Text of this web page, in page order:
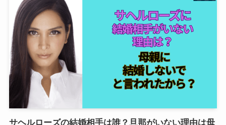
サヘルローズの結婚相手は誰？旦那がいない理由は母